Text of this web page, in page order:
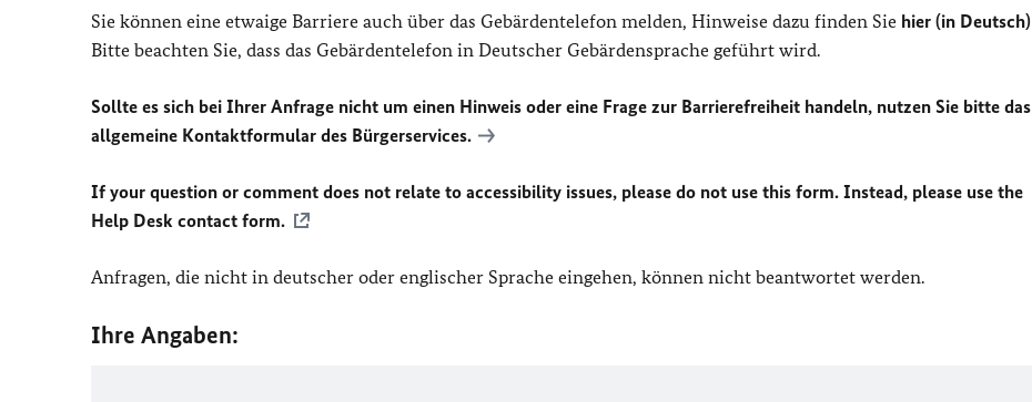
Sie können eine etwaige Barriere auch über das Gebärdentelefon melden, Hinweise dazu finden Sie hier (in Deutsch)
Bitte beachten Sie, dass das Gebärdentelefon in Deutscher Gebärdensprache geführt wird.
Sollte es sich bei Ihrer Anfrage nicht um einen Hinweis oder eine Frage zur Barrierefreiheit handeln, nutzen Sie bitte das
allgemeine Kontaktformular des Bürgerservices.
If your question or comment does not relate to accessibility issues, please do not use this form. Instead, please use the
Help Desk contact form.
Anfragen, die nicht in deutscher oder englischer Sprache eingehen, können nicht beantwortet werden.
Ihre Angaben: